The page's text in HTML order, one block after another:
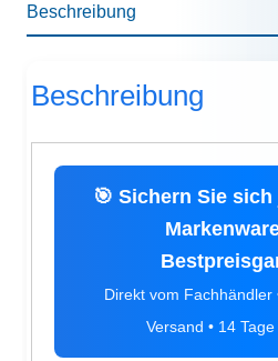
Beschreibung
Beschreibung
🎯 Sichern Sie
Direkt vom Fachhändler
Versand • 14